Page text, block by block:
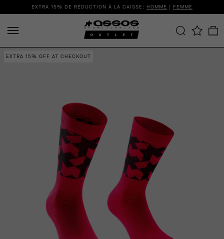
EXTRA 15% DE RÉDUCTION À LA CAISSE: HOMME | FEMME
EXTRA 15% OFF AT CHECKOUT